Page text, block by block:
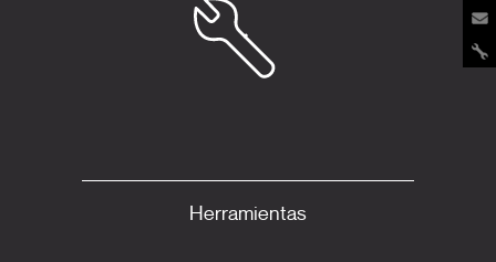
Herramientas